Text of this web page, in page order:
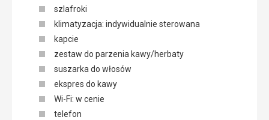
szlafroki
klimatyzacja: indywidualnie sterowana
kapcie
zestaw do parzenia kawy/herbaty
suszarka do włosów
ekspres do kawy
Wi-Fi: w cenie
telefon